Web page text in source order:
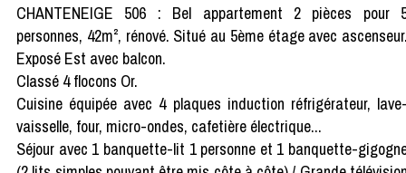
CHANTENEIGE 506 : Bel appartement 2 pièces pour
personnes, 42m², rénové. Situé au 5ème étage avec
Exposé Est avec balcon.
Classé 4 flocons Or.
Cuisine équipée avec 4 plaques induction réfrigérateur,
vaisselle, four, micro-ondes, cafetière électrique...
Séjour avec 1 banquette-lit 1 personne et 1 banquette-